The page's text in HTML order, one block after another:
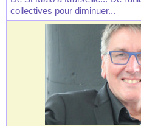
collectives pour diminuer...